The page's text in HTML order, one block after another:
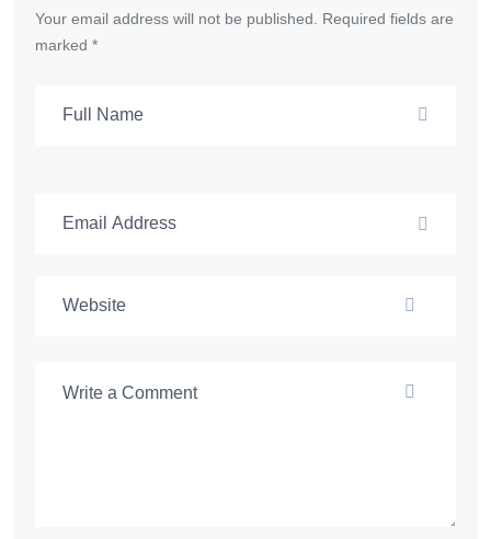
Your email address will not be published. Required fields are
marked *